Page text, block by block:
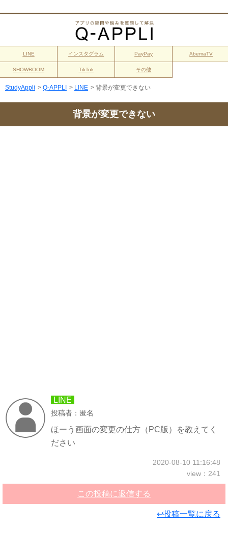
LINE インスタグラム PayPay AbemaTV
SHOWROOM TikTok その他
StudyAppli > Q-APPLI > LINE > 背景が変更できない
背景が変更できない
LINE
投稿者：匿名
ほーう画面の変更の仕方（PC版）を教えてく
ださい
2020-08-10 11:16:48
view：241
この投稿に返信する
↩投稿一覧に戻る